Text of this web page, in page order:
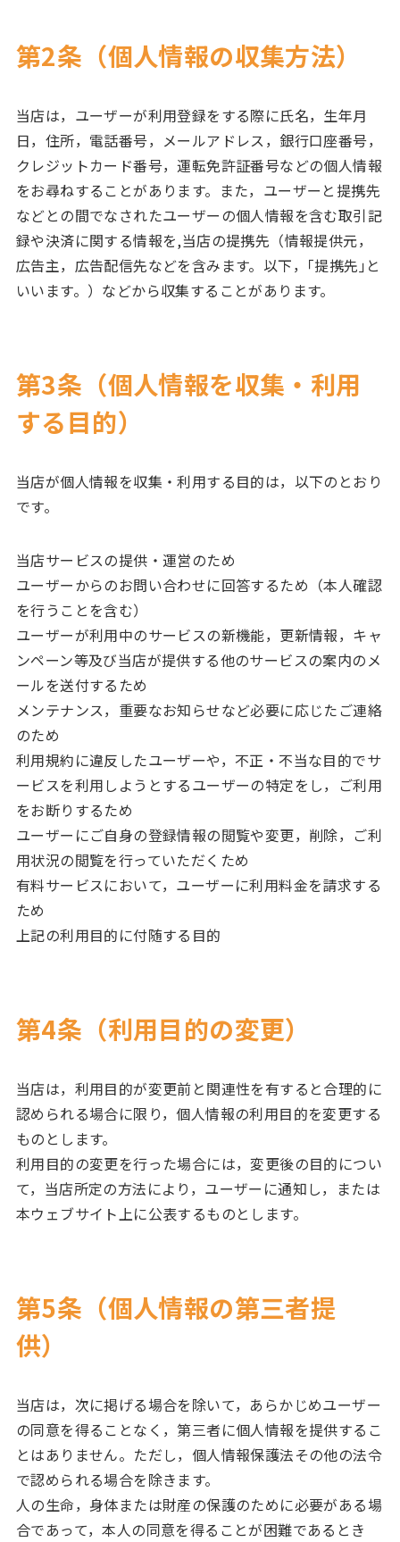
第2条（個人情報の収集方法）
当店は，ユーザーが利用登録をする際に氏名，生年月
日，住所，電話番号，メールアドレス，銀行口座番号，
クレジットカード番号，運転免許証番号などの個人情報
をお尋ねすることがあります。また，ユーザーと提携先
などとの間でなされたユーザーの個人情報を含む取引記
録や決済に関する情報を,当店の提携先（情報提供元，
広告主，広告配信先などを含みます。以下，｢提携先｣と
いいます。）などから収集することがあります。
第3条（個人情報を収集・利用
する目的）
当店が個人情報を収集・利用する目的は，以下のとおり
です。
当店サービスの提供・運営のため
ユーザーからのお問い合わせに回答するため（本人確認
を行うことを含む）
ユーザーが利用中のサービスの新機能，更新情報，キャ
ンペーン等及び当店が提供する他のサービスの案内のメ
ールを送付するため
メンテナンス，重要なお知らせなど必要に応じたご連絡
のため
利用規約に違反したユーザーや，不正・不当な目的でサ
ービスを利用しようとするユーザーの特定をし，ご利用
をお断りするため
ユーザーにご自身の登録情報の閲覧や変更，削除，ご利
用状況の閲覧を行っていただくため
有料サービスにおいて，ユーザーに利用料金を請求する
ため
上記の利用目的に付随する目的
第4条（利用目的の変更）
当店は，利用目的が変更前と関連性を有すると合理的に
認められる場合に限り，個人情報の利用目的を変更する
ものとします。
利用目的の変更を行った場合には，変更後の目的につい
て，当店所定の方法により，ユーザーに通知し，または
本ウェブサイト上に公表するものとします。
第5条（個人情報の第三者提
供）
当店は，次に掲げる場合を除いて，あらかじめユーザー
の同意を得ることなく，第三者に個人情報を提供するこ
とはありません。ただし，個人情報保護法その他の法令
で認められる場合を除きます。
人の生命，身体または財産の保護のために必要がある場
合であって，本人の同意を得ることが困難であるとき